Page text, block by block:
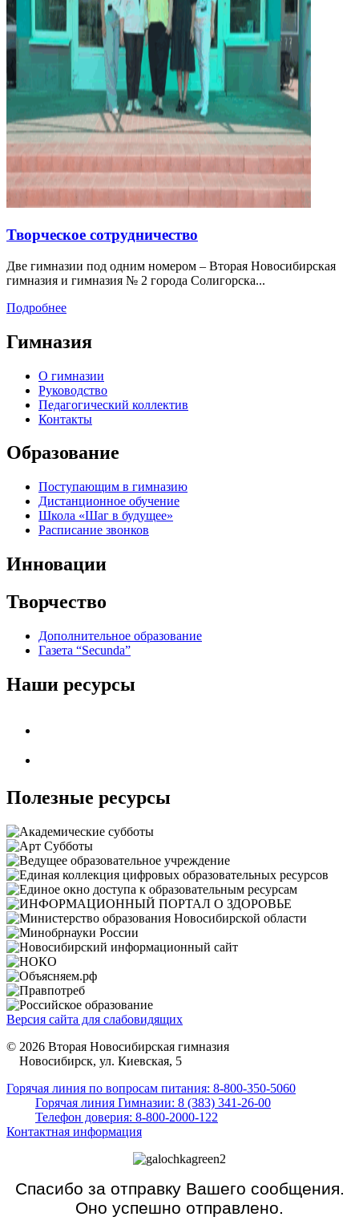
Творческое сотрудничество
Две гимназии под одним номером – Вторая Новосибирская
гимназия и гимназия № 2 города Солигорска...
Подробнее
Гимназия
О гимназии
Руководство
Педагогический коллектив
Контакты
Образование
Поступающим в гимназию
Дистанционное обучение
Школа «Шаг в будущее»
Расписание звонков
Инновации
Творчество
Дополнительное образование
Газета “Secunda”
Наши ресурсы
Полезные ресурсы
Версия сайта для слабовидящих
© 2026 Вторая Новосибирская гимназия
Новосибирск, ул. Киевская, 5
Горячая линия по вопросам питания: 8-800-350-5060
Горячая линия Гимназии: 8 (383) 341-26-00
Телефон доверия: 8-800-2000-122
Контактная информация
Спасибо за отправку Вашего сообщения.
Оно успешно отправлено.